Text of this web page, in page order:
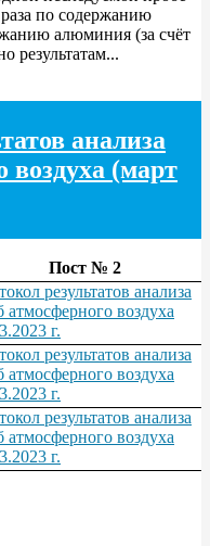
по содержанию
алюминия (за счёт
результатам...
анализа
воздуха (март
Пост № 2
результатов анализа
атмосферного воздуха
г.
результатов анализа
атмосферного воздуха
г.
результатов анализа
атмосферного воздуха
г.